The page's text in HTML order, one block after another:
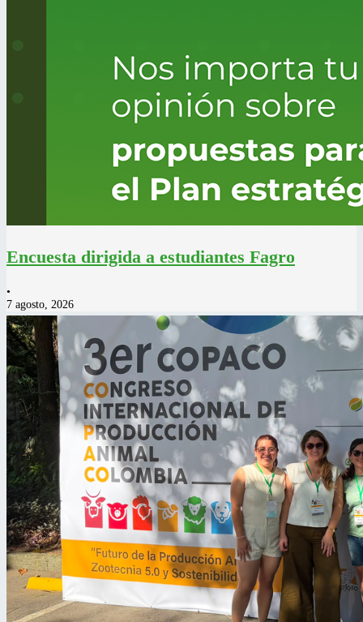
Encuesta dirigida a estudiantes Fagro
•
7 agosto, 2026